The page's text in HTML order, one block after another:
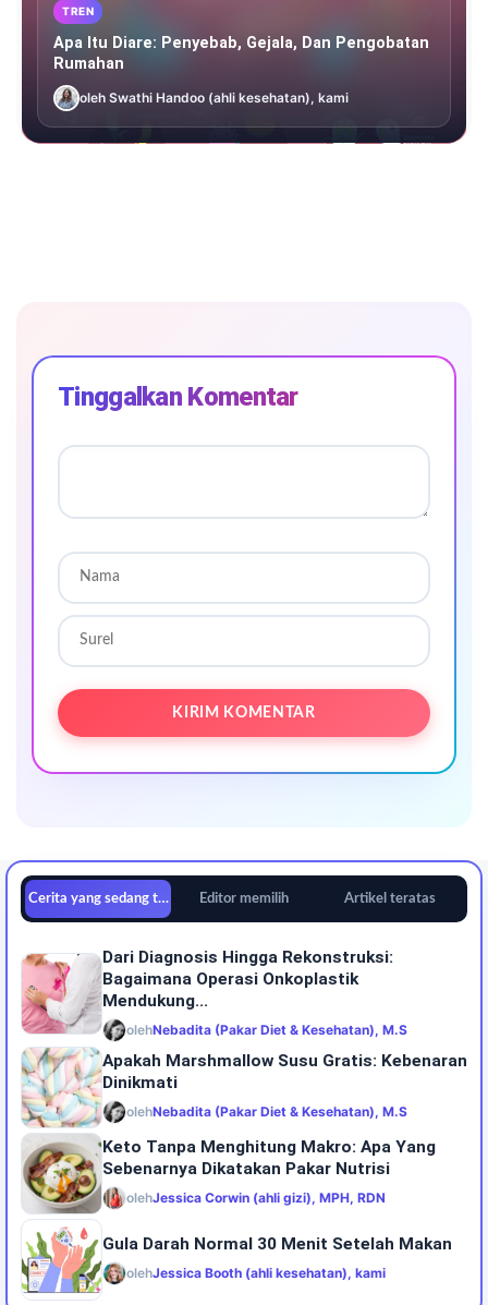
TREN
Apa Itu Diare: Penyebab, Gejala, Dan Pengobatan
Rumahan
oleh Swathi Handoo (ahli kesehatan), kami
Tinggalkan Komentar
Cerita yang sedang tren Editor memilih Artikel teratas
Dari Diagnosis Hingga Rekonstruksi:
Bagaimana Operasi Onkoplastik
Mendukung...
olehNebadita (Pakar Diet & Kesehatan), M.S
Apakah Marshmallow Susu Gratis: Kebenaran
Dinikmati
olehNebadita (Pakar Diet & Kesehatan), M.S
Keto Tanpa Menghitung Makro: Apa Yang
Sebenarnya Dikatakan Pakar Nutrisi
olehJessica Corwin (ahli gizi), MPH, RDN
Gula Darah Normal 30 Menit Setelah Makan
olehJessica Booth (ahli kesehatan), kami